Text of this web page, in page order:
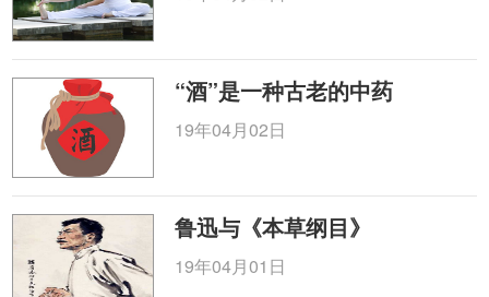
“酒”是一种古老的中药
19年04月02日
鲁迅与《本草纲目》
19年04月01日